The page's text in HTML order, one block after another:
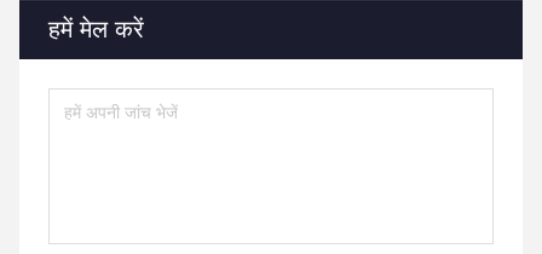
हमें मेल करें